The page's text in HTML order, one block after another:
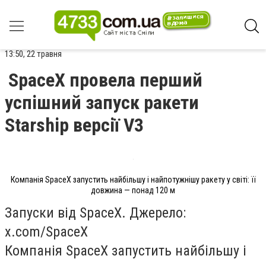
13:50, 22 травня
SpaceX провела перший
успішний запуск ракети
Starship версії V3
Компанія SpaceX запустить найбільшу і найпотужнішу ракету у світі: її
довжина — понад 120 м
Запуски від SpaceX. Джерело:
x.com/SpaceX
Компанія SpaceX запустить найбільшу і